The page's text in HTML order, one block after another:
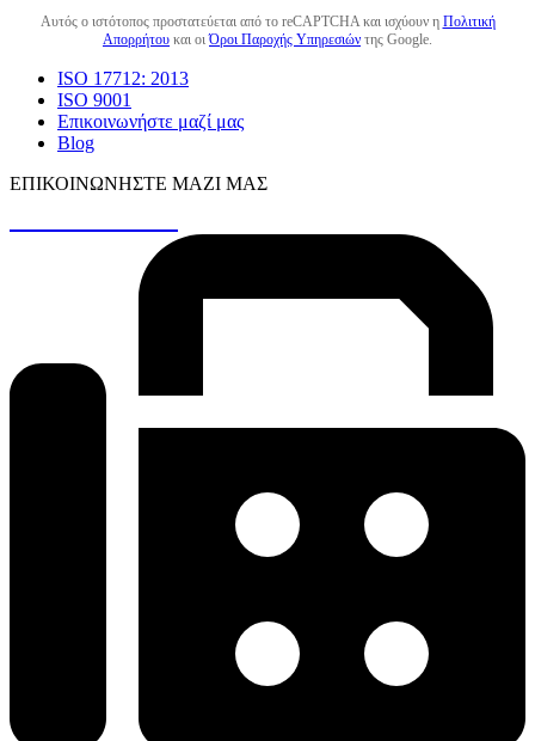
Αυτός ο ιστότοπος προστατεύεται από το reCAPTCHA και ισχύουν η Πολιτική
Απορρήτου και οιΌροι Παροχής Υπηρεσιών της Google.
ISO 17712: 2013
ISO 9001
Επικοινωνήστε μαζί μας
Blog
ΕΠΙΚΟΙΝΩΝΉΣΤΕ ΜΑΖΊ ΜΑΣ